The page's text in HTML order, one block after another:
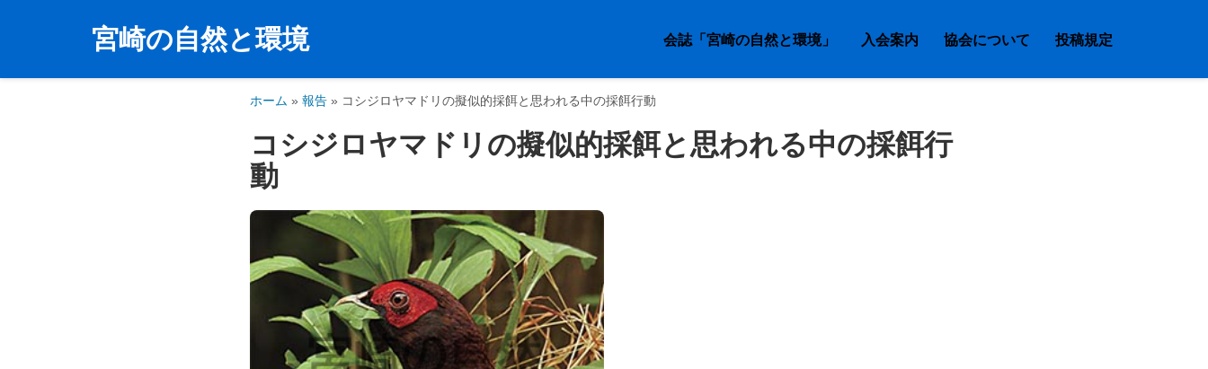
宮崎の自然と環境 会誌「宮崎の自然と環境」 入会案内 協会について 投稿規定
ホーム » 報告» コシジロヤマドリの擬似的採餌と思われる中の採餌行動
コシジロヤマドリの擬似的採餌と思われる中の採餌行
動